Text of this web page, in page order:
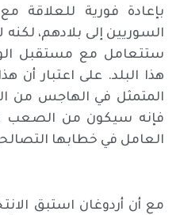
بإعادة فورية للعلاقة
السوريين إلى بلادهم،
ستتعامل مع مستقبل
هذا البلد. على اعتبار أن
المتمثل في الهاجس من
فإنه سيكون من الصعب
العامل في خطابها
مع أن أردوغان استبق